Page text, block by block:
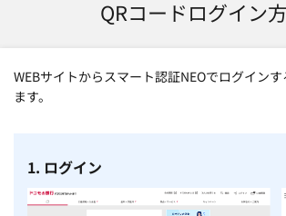
QRコードログイン
WEBサイトからスマート認証NEOでログイン
ます。
1. ログイン